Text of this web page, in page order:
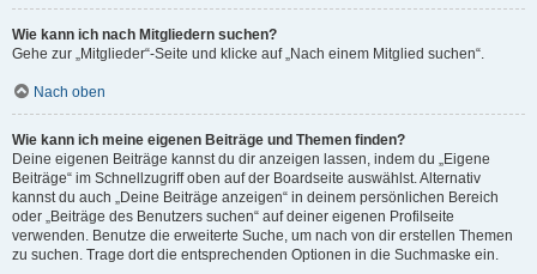
Wie kann ich nach Mitgliedern suchen?
Gehe zur „Mitglieder“-Seite und klicke auf „Nach einem Mitglied suchen“.
Nach oben
Wie kann ich meine eigenen Beiträge und Themen finden?
Deine eigenen Beiträge kannst du dir anzeigen lassen, indem du „Eigene
Beiträge“ im Schnellzugriff oben auf der Boardseite auswählst. Alternativ
kannst du auch „Deine Beiträge anzeigen“ in deinem persönlichen Bereich
oder „Beiträge des Benutzers suchen“ auf deiner eigenen Profilseite
verwenden. Benutze die erweiterte Suche, um nach von dir erstellen Themen
zu suchen. Trage dort die entsprechenden Optionen in die Suchmaske ein.